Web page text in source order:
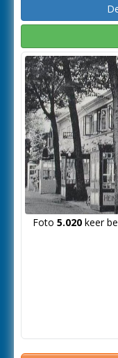
Foto 5.020keer